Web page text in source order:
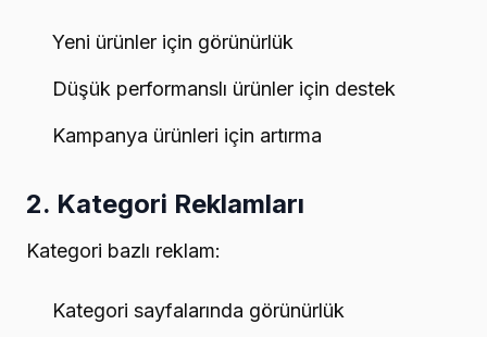
Yeni ürünler için görünürlük
Düşük performanslı ürünler için destek
Kampanya ürünleri için artırma
2. Kategori Reklamları
Kategori bazlı reklam:
Kategori sayfalarında görünürlük